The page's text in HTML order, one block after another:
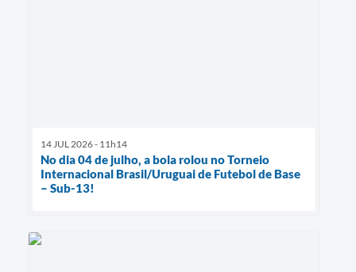
14 JUL 2026 - 11h14
No dia 04 de julho, a bola rolou no Torneio
Internacional Brasil/Uruguai de Futebol de Base
– Sub-13!